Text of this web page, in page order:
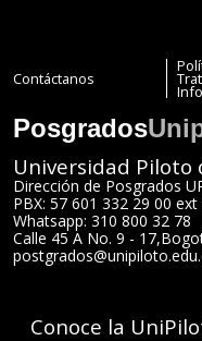
Contáctanos
Posgrados
Universidad Piloto
Dirección de Posgrados
PBX: 57 601 332 29 00 ext
Whatsapp: 310 800 32 78
Calle 45 A No. 9 - 17,
Conoce la